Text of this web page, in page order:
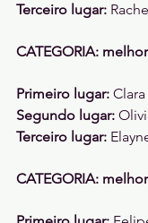
Terceiro lugar:
CATEGORIA:
Primeiro lugar:
Segundo lugar:
Terceiro lugar:
CATEGORIA: